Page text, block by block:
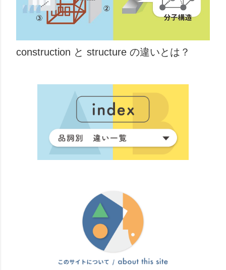
construction と structure の違いとは？